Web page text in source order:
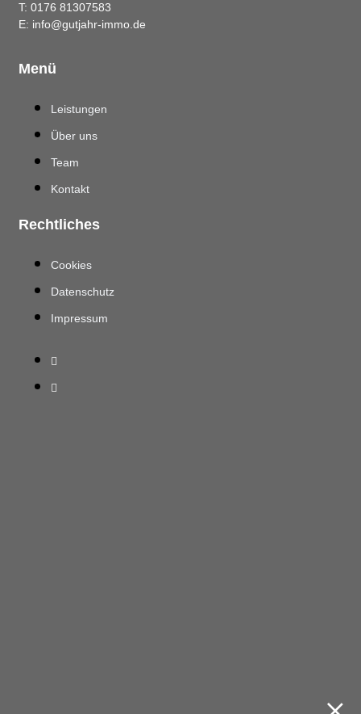
T: 0176 81307583
E: info@gutjahr-immo.de
Menü
Leistungen
Über uns
Team
Kontakt
Rechtliches
Cookies
Datenschutz
Impressum